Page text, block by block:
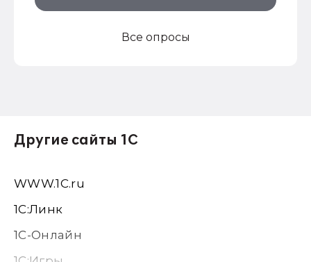
Все опросы
Другие сайты 1С
WWW.1С.ru
1С:Линк
1С-Онлайн